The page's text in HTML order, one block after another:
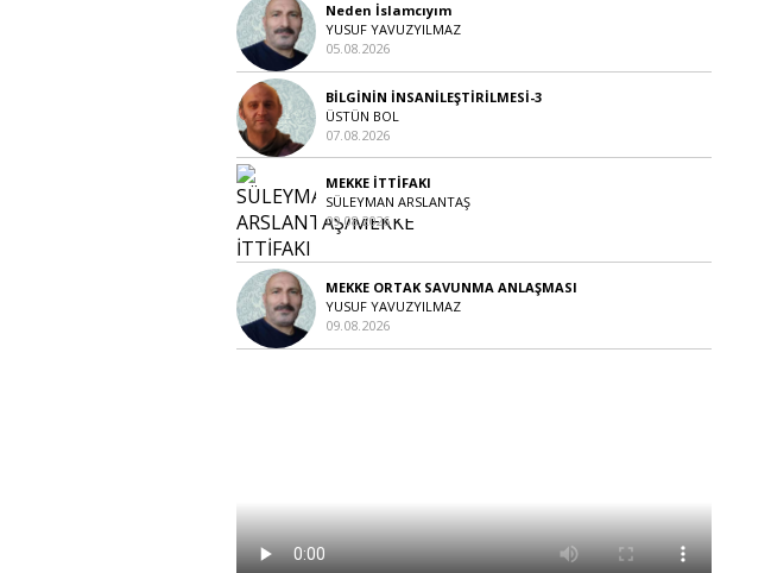
Neden İslamcıyım
YUSUF YAVUZYILMAZ
05.08.2026
BİLGİNİN İNSANİLEŞTİRİLMESİ-3
ÜSTÜN BOL
07.08.2026
MEKKE İTTİFAKI
SÜLEYMAN ARSLANTAŞ
09.08.2026
MEKKE ORTAK SAVUNMA ANLAŞMASI
YUSUF YAVUZYILMAZ
09.08.2026